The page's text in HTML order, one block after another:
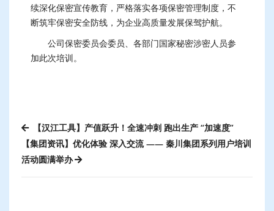
续深化保密宣传教育，严格落实各项保密管理制度，不
断筑牢保密安全防线，为企业高质量发展保驾护航。
公司保密委员会委员、各部门国家秘密涉密人员参
加此次培训。
【汉江工具】产值跃升！全速冲刺 跑出生产 “加速度”
【集团资讯】优化体验 深入交流 —— 秦川集团系列用户培训
活动圆满举办